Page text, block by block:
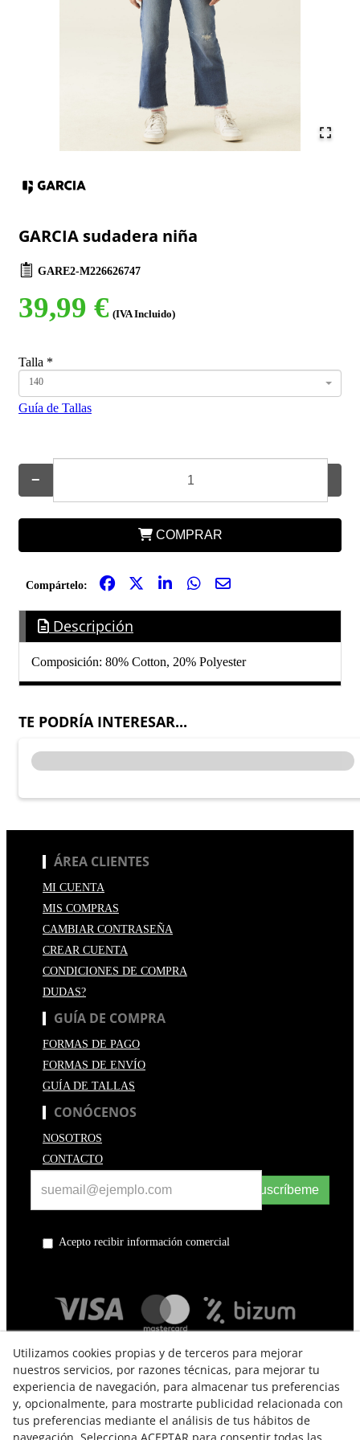
GARCIA sudadera niña
GARE2-M226626747
39,99 € (IVA Incluido)
Talla *
140
Guía de Tallas
−
COMPRAR
Compártelo:
Descripción
Composición: 80% Cotton, 20% Polyester
TE PODRÍA INTERESAR...
ÁREA CLIENTES
MI CUENTA
MIS COMPRAS
CAMBIAR CONTRASEÑA
CREAR CUENTA
CONDICIONES DE COMPRA
DUDAS?
GUÍA DE COMPRA
FORMAS DE PAGO
FORMAS DE ENVÍO
GUÍA DE TALLAS
CONÓCENOS
NOSOTROS
CONTACTO
Suscríbeme
Acepto recibir información comercial
Utilizamos cookies propias y de terceros para mejorar
nuestros servicios, por razones técnicas, para mejorar tu
experiencia de navegación, para almacenar tus preferencias
y, opcionalmente, para mostrarte publicidad relacionada con
tus preferencias mediante el análisis de tus hábitos de